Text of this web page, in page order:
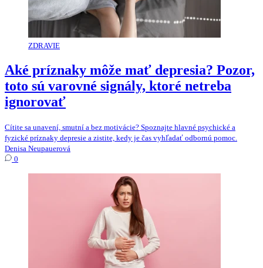
ZDRAVIE
Aké príznaky môže mať depresia? Pozor,
toto sú varovné signály, ktoré netreba
ignorovať
Cítite sa unavení, smutní a bez motivácie? Spoznajte hlavné psychické a
fyzické príznaky depresie a zistite, kedy je čas vyhľadať odbornú pomoc.
Denisa Neupauerová
0